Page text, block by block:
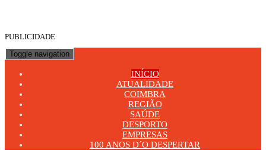
PUBLICIDADE
Toggle navigation
INÍCIO
ATUALIDADE
COIMBRA
REGIÃO
SAÚDE
DESPORTO
EMPRESAS
100 ANOS D´O DESPERTAR